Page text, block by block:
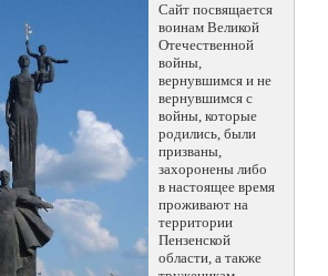
Сайт посвящается
воинам Великой
Отечественной
войны,
вернувшимся и не
вернувшимся с
войны, которые
родились, были
призваны,
захоронены либо
в настоящее время
проживают на
территории
Пензенской
области, а также